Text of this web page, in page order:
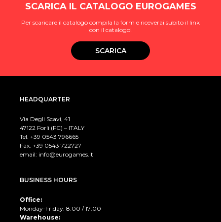
SCARICA IL CATALOGO EUROGAMES
Per scaricare il catalogo compila la form e riceverai subito il link
con il catalogo!
SCARICA
HEADQUARTER
Via Degli Scavi, 41
47122 Forlì (FC) – ITALY
Tel. +39 0543 796665
Fax. +39 0543 722727
email: info@eurogames.it
BUSINESS HOURS
Office:
Monday-Friday: 8:00 / 17:00
Warehouse: